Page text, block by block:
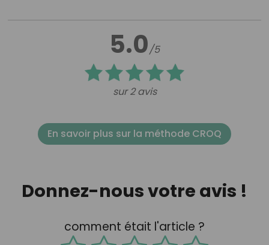
5.0/5
sur 2 avis
En savoir plus sur la méthode CROQ
Donnez-nous votre avis !
comment était l'article ?